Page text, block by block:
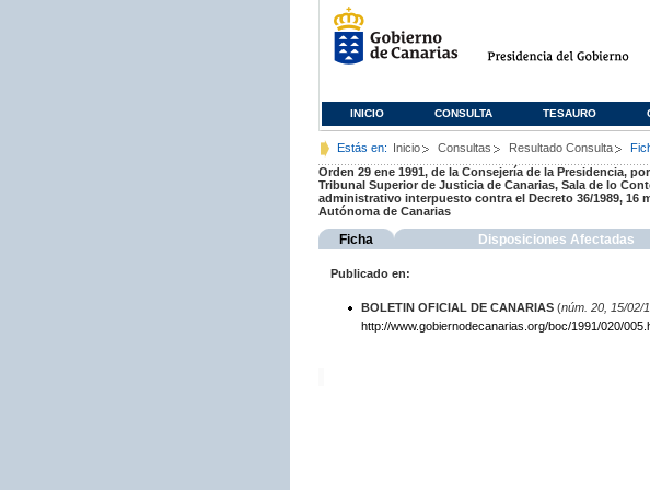
INICIO CONSULTA TESAURO
Estás en: Inicio Consultas Resultado Consulta
Orden 29 ene 1991, de la Consejería de la Presidencia,
Tribunal Superior de Justicia de Canarias, Sala de lo
administrativo interpuesto contra el Decreto 36/1989, 16
Autónoma de Canarias
Ficha Disposiciones Afectadas
Publicado en:
BOLETIN OFICIAL DE CANARIAS(núm. 20, 15/02/
http://www.gobiernodecanarias.org/boc/1991/020/